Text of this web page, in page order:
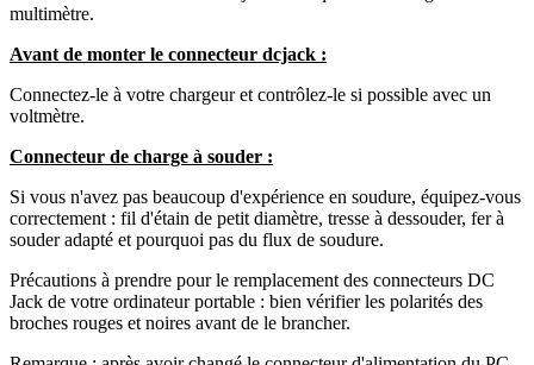
multimètre.
Avant de monter le connecteur dcjack :
Connectez-le à votre chargeur et contrôlez-le si possible avec un
voltmètre.
Connecteur de charge à souder :
Si vous n'avez pas beaucoup d'expérience en soudure, équipez-vous
correctement : fil d'étain de petit diamètre, tresse à dessouder, fer à
souder adapté et pourquoi pas du flux de soudure.
Précautions à prendre pour le remplacement des connecteurs DC
Jack de votre ordinateur portable : bien vérifier les polarités des
broches rouges et noires avant de le brancher.